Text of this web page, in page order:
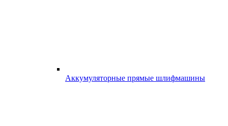
Аккумуляторные прямые шлифмашины